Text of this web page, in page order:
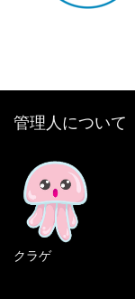
管理人について
クラゲ